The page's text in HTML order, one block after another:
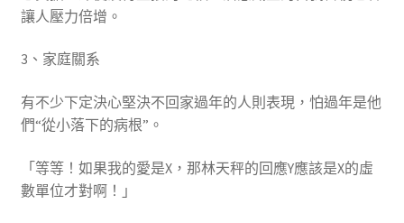
讓人壓力倍增。
3、家庭關系
有不少下定決心堅決不回家過年的人則表現，怕過年是他
們“從小落下的病根”。
「等等！如果我的愛是X，那林天秤的回應Y應該是X的虛
數單位才對啊！」